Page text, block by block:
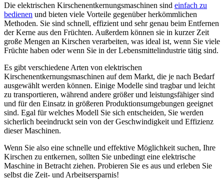
Die elektrischen Kirschenentkernungsmaschinen sind einfach zu
bedienen und bieten viele Vorteile gegenüber herkömmlichen
Methoden. Sie sind schnell, effizient und sehr genau beim Entfernen
der Kerne aus den Früchten. Außerdem können sie in kurzer Zeit
große Mengen an Kirschen verarbeiten, was ideal ist, wenn Sie viele
Früchte haben oder wenn Sie in der Lebensmittelindustrie tätig sind.
Es gibt verschiedene Arten von elektrischen
Kirschenentkernungsmaschinen auf dem Markt, die je nach Bedarf
ausgewählt werden können. Einige Modelle sind tragbar und leicht
zu transportieren, während andere größer und leistungsfähiger sind
und für den Einsatz in größeren Produktionsumgebungen geeignet
sind. Egal für welches Modell Sie sich entscheiden, Sie werden
sicherlich beeindruckt sein von der Geschwindigkeit und Effizienz
dieser Maschinen.
Wenn Sie also eine schnelle und effektive Möglichkeit suchen, Ihre
Kirschen zu entkernen, sollten Sie unbedingt eine elektrische
Maschine in Betracht ziehen. Probieren Sie es aus und erleben Sie
selbst die Zeit- und Arbeitsersparnis!